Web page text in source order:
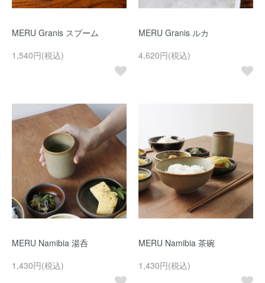
MERU Granis スプーム
1,540円(税込)
MERU Granis ルカ
4,620円(税込)
MERU Namibia 湯呑
1,430円(税込)
MERU Namibia 茶碗
1,430円(税込)